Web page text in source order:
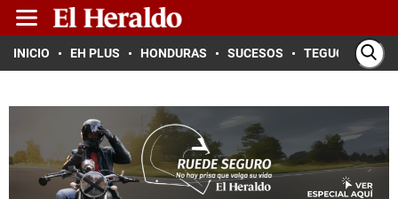
INICIO EH PLUS HONDURAS SUCESOS TEGUCIGALPA